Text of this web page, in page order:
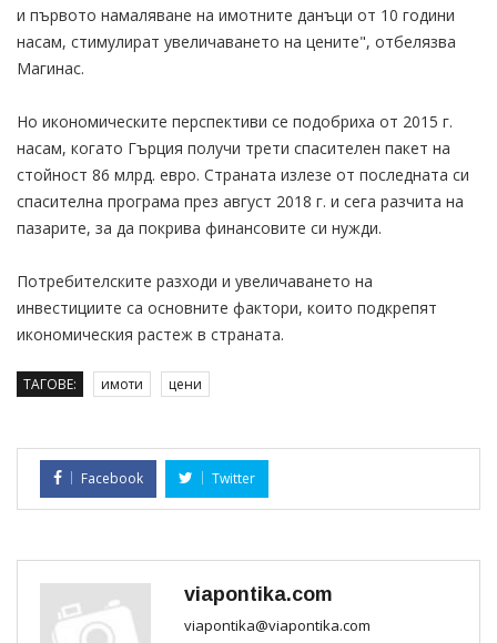
и първото намаляване на имотните данъци от 10 години
насам, стимулират увеличаването на цените", отбелязва
Магинас.
Но икономическите перспективи се подобриха от 2015 г.
насам, когато Гърция получи трети спасителен пакет на
стойност 86 млрд. евро. Страната излезе от последната си
спасителна програма през август 2018 г. и сега разчита на
пазарите, за да покрива финансовите си нужди.
Потребителските разходи и увеличаването на
инвестициите са основните фактори, които подкрепят
икономическия растеж в страната.
ТАГОВЕ: имоти цени
Facebook Twitter
viapontika.com
viapontika@viapontika.com